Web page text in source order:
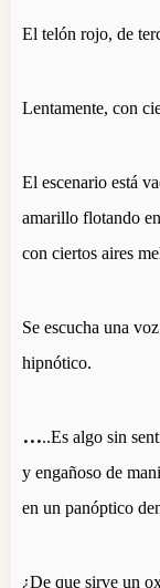
El telón rojo, de
Lentamente, con
El escenario está
amarillo flotando
con ciertos aires
Se escucha una
hipnótico.
…..Es algo sin
y engañoso de
en un panóptico
¿De que sirve un